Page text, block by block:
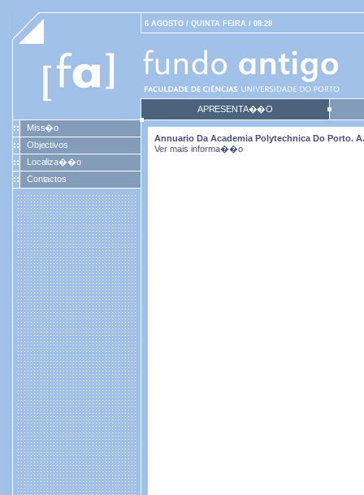
6 AGOSTO / QUINTA FEIRA / 08:28
APRESENTA��O
Miss�o
Objectivos
Localiza��o
Contactos
Annuario Da Academia Polytechnica Do Porto. A.
Ver mais informa��o